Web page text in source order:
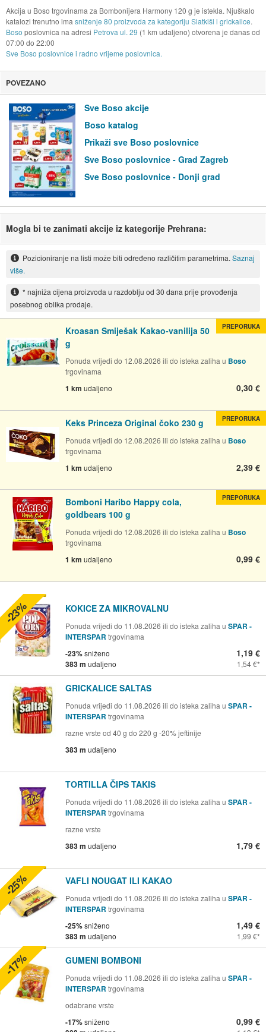
Akcija u Boso trgovinama za Bombonijera Harmony 120 g je istekla. Njuškalo
katalozi trenutno ima sniženje 80 proizvoda za kategoriju Slatkiši i grickalice.
Boso poslovnica na adresi Petrova ul. 29 (1 km udaljeno) otvorena je danas od
07:00 do 22:00
Sve Boso poslovnice i radno vrijeme poslovnica.
POVEZANO
Sve Boso akcije
Boso katalog
Prikaži sve Boso poslovnice
Sve Boso poslovnice - Grad Zagreb
Sve Boso poslovnice - Donji grad
Mogla bi te zanimati akcije iz kategorije Prehrana:
Pozicioniranje na listi može biti određeno različitim parametrima. Saznaj
više.
* najniža cijena proizvoda u razdoblju od 30 dana prije provođenja
posebnog oblika prodaje.
Kroasan Smiješak Kakao-vanilija 50
g
Ponuda vrijedi do 12.08.2026 ili do isteka zaliha u Boso
trgovinama
1 km udaljeno 0,30 €
PREPORUKA
Keks Princeza Original čoko 230 g
Ponuda vrijedi do 12.08.2026 ili do isteka zaliha u Boso
trgovinama
1 km udaljeno 2,39 €
PREPORUKA
Bomboni Haribo Happy cola,
goldbears 100 g
Ponuda vrijedi do 12.08.2026 ili do isteka zaliha u Boso
trgovinama
1 km udaljeno 0,99 €
PREPORUKA
KOKICE ZA MIKROVALNU
Ponuda vrijedi do 11.08.2026 ili do isteka zaliha u SPAR -
INTERSPAR trgovinama
-23%sniženo
383 m udaljeno
1,19 €
1,54 €
-23%
GRICKALICE SALTAS
Ponuda vrijedi do 11.08.2026 ili do isteka zaliha u SPAR -
INTERSPAR trgovinama
razne vrste od 40 g do 220 g -20% jeftinije
383 m udaljeno
TORTILLA ČIPS TAKIS
Ponuda vrijedi do 11.08.2026 ili do isteka zaliha u SPAR -
INTERSPAR trgovinama
razne vrste
383 m udaljeno 1,79 €
VAFLI NOUGAT ILI KAKAO
Ponuda vrijedi do 11.08.2026 ili do isteka zaliha u SPAR -
INTERSPAR trgovinama
-25%sniženo
383 m udaljeno
1,49 €
1,99 €
-25%
GUMENI BOMBONI
Ponuda vrijedi do 11.08.2026 ili do isteka zaliha u SPAR -
INTERSPAR trgovinama
odabrane vrste
-17%sniženo 0,99 €
-17%